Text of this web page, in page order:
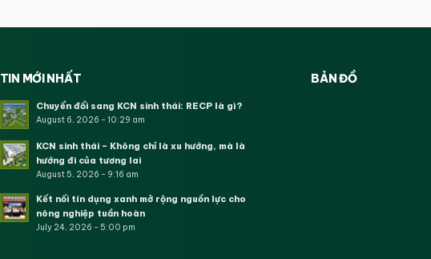
TIN MỚI NHẤT
Chuyển đổi sang KCN sinh thái: RECP là gì?
August 6, 2026 - 10:29 am
KCN sinh thái – Không chỉ là xu hướng, mà là
hướng đi của tương lai
August 5, 2026 - 9:16 am
Kết nối tín dụng xanh mở rộng nguồn lực cho
nông nghiệp tuần hoàn
July 24, 2026 - 5:00 pm
BẢN ĐỒ